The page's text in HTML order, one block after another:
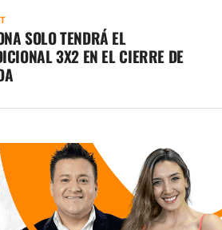
SOLO TENDRÁ EL
3X2 EN EL CIERRE DE